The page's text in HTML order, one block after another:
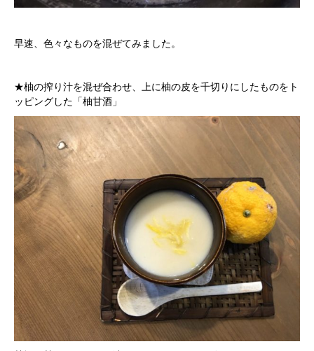
早速、色々なものを混ぜてみました。
★柚の搾り汁を混ぜ合わせ、上に柚の皮を千切りにしたものをト
ッピングした「柚甘酒」